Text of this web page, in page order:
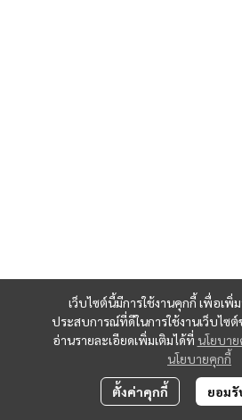
เว็บไซต์นี้มีการใช้งานคุกกี้ เพื่อเ
ประสบการณ์ที่ดีในการใช้งานเว็บไซ
อ่านรายละเอียดเพิ่มเติมได้ที่ นโยบา
นโยบายคุกกี้
ตั้งค่าคุกกี้ ยอม